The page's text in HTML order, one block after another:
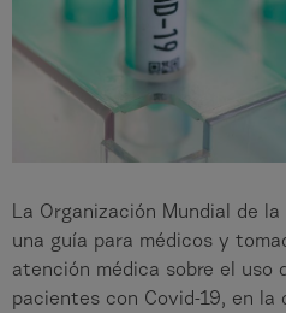
La Organización Mundial de
una guía para médicos y
atención médica sobre el uso
pacientes con Covid-19, en la